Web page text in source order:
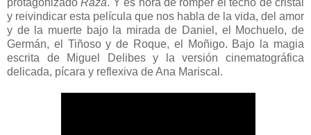
y reivindicar esta película que nos habla de la vida, del amor
y de la muerte bajo la mirada de Daniel, el Mochuelo, de
Germán, el Tiñoso y de Roque, el Moñigo. Bajo la magia
escrita de Miguel Delibes y la versión cinematográfica
delicada, pícara y reflexiva de Ana Mariscal.